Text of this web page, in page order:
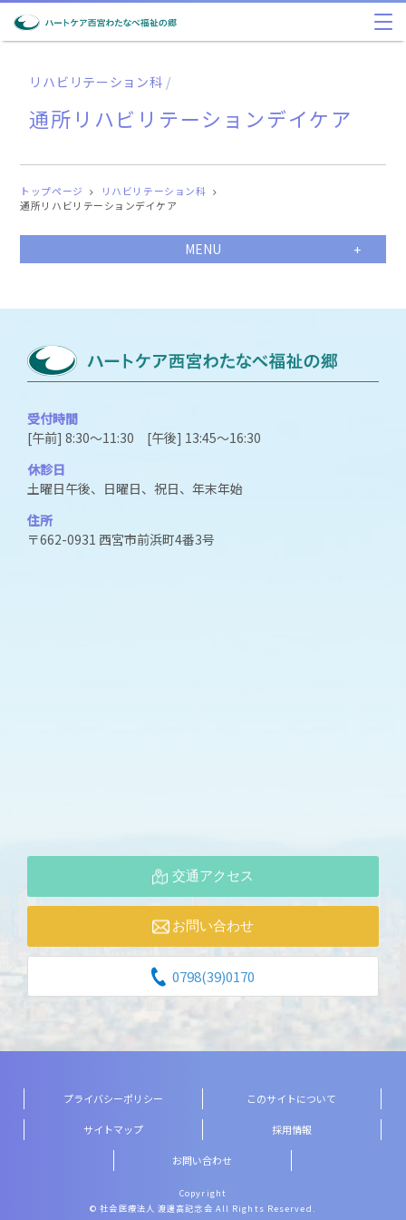
リハビリテーション科 /
通所リハビリテーションデイケア
トップページ
リハビリテーション科
通所リハビリテーションデイケア
MENU
受付時間
[午前] 8:30～11:30 [午後] 13:45～16:30
休診日
土曜日午後、日曜日、祝日、年末年始
住所
〒662-0931 西宮市前浜町4番3号
交通アクセス
お問い合わせ
0798(39)0170
プライバシーポリシー このサイトについて
サイトマップ 採用情報
お問い合わせ
Copyright
© 社会医療法人 渡邊高記念会 All Rights Reserved.